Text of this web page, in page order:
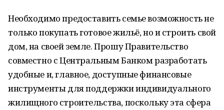
Необходимо предоставить семье возможность не
только покупать готовое жильё, но и строить свой
дом, на своей земле. Прошу Правительство
совместно с Центральным Банком разработать
удобные и, главное, доступные финансовые
инструменты для поддержки индивидуального
жилищного строительства, поскольку эта сфера